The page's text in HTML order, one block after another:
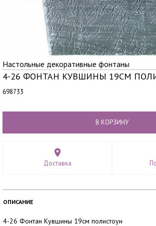
Настольные декоративные фонтаны
4-26 ФОНТАН КУВШИНЫ 19СМ
698733
В КОРЗИНУ
Доставка
ОПИСАНИЕ
4-26 Фонтан Кувшины 19см полистоун